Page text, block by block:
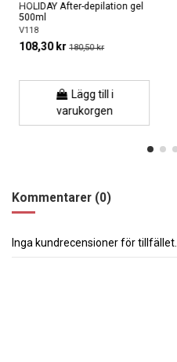
HOLIDAY After-depilation gel
500ml
V118
108,30 kr 180,50 kr
Lägg till i
varukorgen
Kommentarer (0)
Inga kundrecensioner för tillfället.